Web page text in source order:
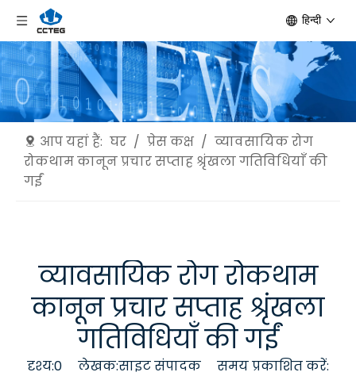
हिन्दी
आप यहां हैं: घर / प्रेस कक्ष / व्यावसायिक रोग
रोकथाम कानून प्रचार सप्ताह श्रृंखला गतिविधियाँ की
गईं
व्यावसायिक रोग रोकथाम
कानून प्रचार सप्ताह श्रृंखला
गतिविधियाँ की गईं
दृश्य:0 लेखक:साइट संपादक समय प्रकाशित करें: